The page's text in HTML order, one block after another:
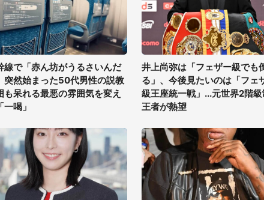
線で「赤ん坊がうるさいんだ
突然始まった50代男性の説教
も呆れる最悪の雰囲気を変え
一喝」
井上尚弥は「フェザー級でも
る」、今後見たいのは「フェ
級王座統一戦」...元世界2階
王者が熱望